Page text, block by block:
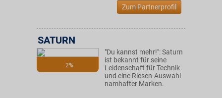
Zum Partnerprofil
2%
SATURN
"Du kannst mehr!": Saturn
ist bekannt für seine
Leidenschaft für Technik
und eine Riesen-Auswahl
namhafter Marken.